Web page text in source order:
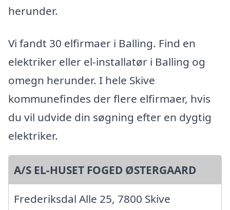
herunder.
Vi fandt 30 elfirmaer i Balling. Find en
elektriker eller el-installatør i Balling og
omegn herunder. I hele Skive
kommunefindes der flere elfirmaer, hvis
du vil udvide din søgning efter en dygtig
elektriker.
A/S EL-HUSET FOGED ØSTERGAARD
Frederiksdal Alle 25, 7800 Skive